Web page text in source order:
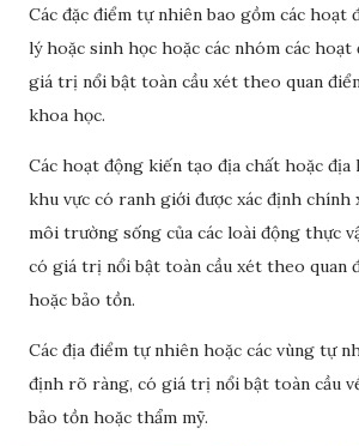
Các đặc điểm tự nhiên bao gồm các hoạt
lý hoặc sinh học hoặc các nhóm các
giá trị nổi bật toàn cầu xét theo quan
khoa học.
Các hoạt động kiến tạo địa chất hoặc địa
khu vực có ranh giới được xác định chính
môi trường sống của các loài động thực
có giá trị nổi bật toàn cầu xét theo quan
hoặc bảo tồn.
Các địa điểm tự nhiên hoặc các vùng tự
định rõ ràng, có giá trị nổi bật toàn cầu
bảo tồn hoặc thẩm mỹ.